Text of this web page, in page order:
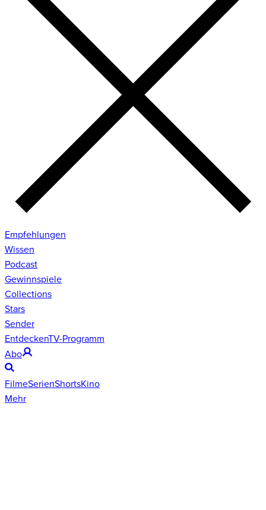
Empfehlungen
Wissen
Podcast
Gewinnspiele
Collections
Stars
Sender
EntdeckenTV-Programm
Abo
FilmeSerienShortsKino
Mehr